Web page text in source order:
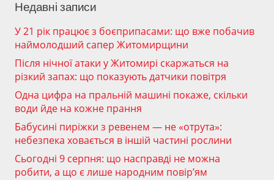
Недавні записи
У 21 рік працює з боєприпасами: що вже побачив
наймолодший сапер Житомирщини
Після нічної атаки у Житомирі скаржаться на
різкий запах: що показують датчики повітря
Одна цифра на пральній машині покаже, скільки
води йде на кожне прання
Бабусині пиріжки з ревенем — не «отрута»:
небезпека ховається в іншій частині рослини
Сьогодні 9 серпня: що насправді не можна
робити, а що є лише народним повір’ям